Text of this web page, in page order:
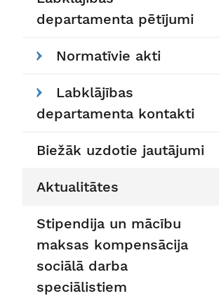
departamenta pētījumi
Normatīvie akti
Labklājības
departamenta kontakti
Biežāk uzdotie jautājumi
Aktualitātes
Stipendija un mācību
maksas kompensācija
sociālā darba
speciālistiem